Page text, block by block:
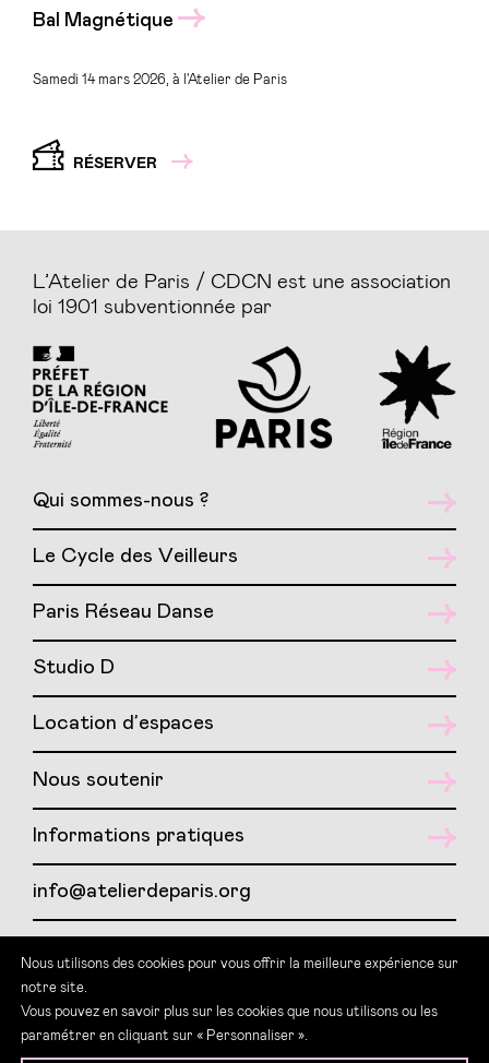
Bal Magnétique
Samedi 14 mars 2026, à l'Atelier de Paris
RÉSERVER
L’Atelier de Paris / CDCN est une association
loi 1901 subventionnée par
Qui sommes-nous ?
Le Cycle des Veilleurs
Paris Réseau Danse
Studio D
Location d’espaces
Nous soutenir
Informations pratiques
info@atelierdeparis.org
Teams : LSF Atelier de Paris
Nous utilisons des cookies pour vous offrir la meilleure expérience sur
notre site.
Vous pouvez en savoir plus sur les cookies que nous utilisons ou les
paramétrer en cliquant sur « Personnaliser ».